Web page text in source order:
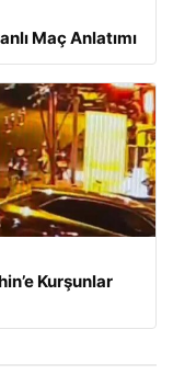
Maç Anlatımı
Kurşunlar